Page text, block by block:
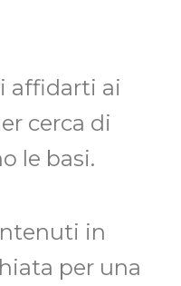
affidarti ai
cerca di
le basi.
in
per una